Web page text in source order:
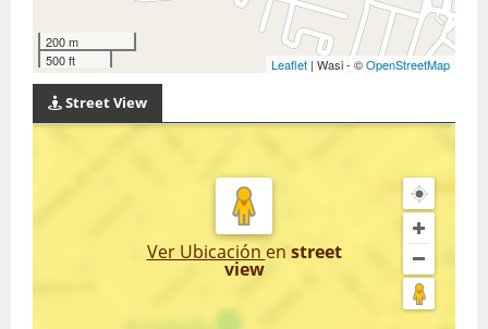
200 m
500 ft
Leaflet | Wasi - ©OpenStreetMap
Street View
Ver Ubicación en street
view